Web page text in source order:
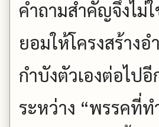
คำถามสำคัญจึงไม่
ยอมให้โครงสร้าง
กำบังตัวเองต่อไป
ระหว่าง “พรรคที่